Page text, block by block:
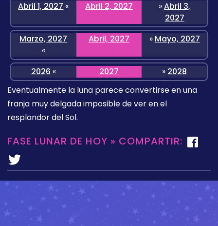
Abril 1, 2027 « Abril 2, 2027 »Abril 3,
2027
Marzo, 2027
«
Abril, 2027 » Mayo, 2027
2026 « 2027 » 2028
Eventualmente la luna parece convertirse en una
franja muy delgada imposible de ver en el
resplandor del Sol.
FASE LUNAR DE HOY » COMPARTIR: